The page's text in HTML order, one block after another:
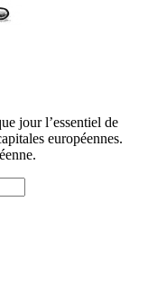
jour l’essentiel de
européennes.